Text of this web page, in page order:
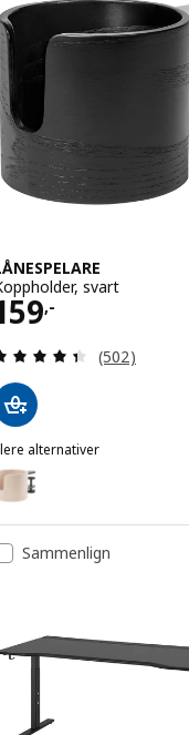
svart
,-
159,-
(502)
alternativer
LÅNESPELARE,
Sammenlign